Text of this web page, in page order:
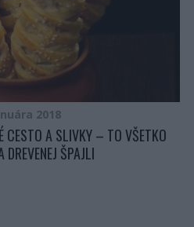
2018
CESTO A SLIVKY – TO VŠETKO
DREVENEJ ŠPAJLI